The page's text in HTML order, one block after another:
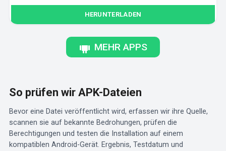
HERUNTERLADEN
MEHR APPS
So prüfen wir APK-Dateien
Bevor eine Datei veröffentlicht wird, erfassen wir ihre Quelle,
scannen sie auf bekannte Bedrohungen, prüfen die
Berechtigungen und testen die Installation auf einem
kompatiblen Android-Gerät. Ergebnis, Testdatum und